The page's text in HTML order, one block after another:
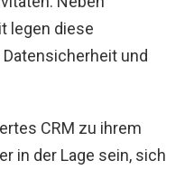
legen diese
und
CRM zu ihrem
in der Lage sein, sich